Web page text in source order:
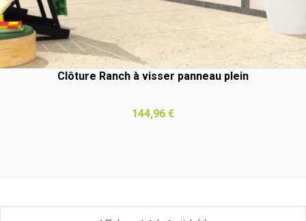
Clôture Ranch à visser panneau plein
Prix
144,96 €